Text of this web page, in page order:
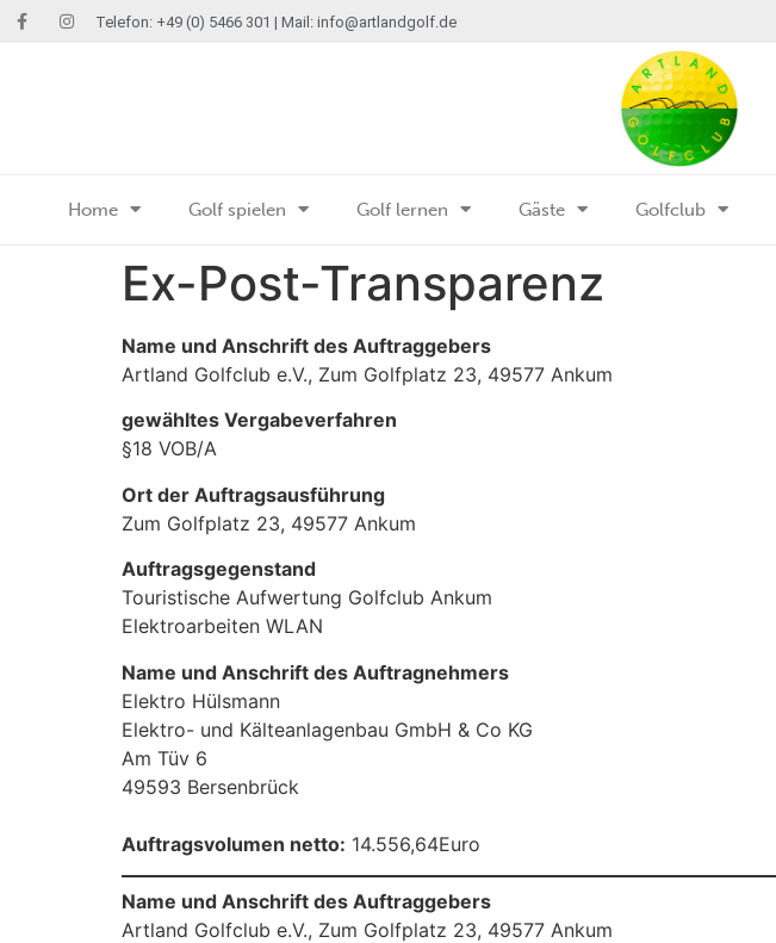
Telefon: +49 (0) 5466 301 | Mail: info@artlandgolf.de
Home Golf spielen Golf lernen Gäste Golfclub
Ex-Post-Transparenz
Name und Anschrift des Auftraggebers
Artland Golfclub e.V., Zum Golfplatz 23, 49577 Ankum
gewähltes Vergabeverfahren
§18 VOB/A
Ort der Auftragsausführung
Zum Golfplatz 23, 49577 Ankum
Auftragsgegenstand
Touristische Aufwertung Golfclub Ankum
Elektroarbeiten WLAN
Name und Anschrift des Auftragnehmers
Elektro Hülsmann
Elektro- und Kälteanlagenbau GmbH & Co KG
Am Tüv 6
49593 Bersenbrück
Auftragsvolumen netto: 14.556,64Euro
Name und Anschrift des Auftraggebers
Artland Golfclub e.V., Zum Golfplatz 23, 49577 Ankum